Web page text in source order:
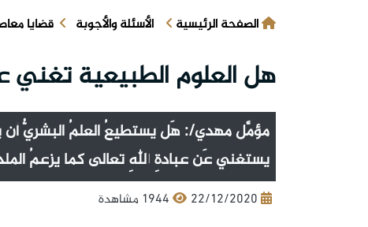
الصفحة الرئيسية الأسئلة والأجوبة قضايا
هل العلوم الطبيعية تغني
مؤمَّل مهدي/: هَل يستطيعُ العلمُ البشريُّ أن
يستغني عَن عبادةِ اللهِ تعالى كما يزعمُ
22/12/2020 1944 مشاهدة